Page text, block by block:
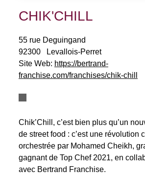
CHIK'CHILL
55 rue Deguingand
92300
Levallois-Perret
Site Web: https://bertrand-
franchise.com/franchises/chik-chill
Chik’Chill, c’est bien plus qu’un
de street food : c’est une révolution
orchestrée par Mohamed Cheikh,
gagnant de Top Chef 2021, en
avec Bertrand Franchise.